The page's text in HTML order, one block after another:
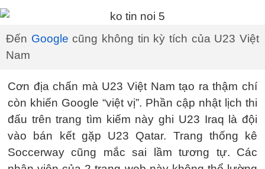
Đến Google cũng không tin kỳ tích của U23 Việt
Nam
Cơn địa chấn mà U23 Việt Nam tạo ra thậm chí
còn khiến Google “việt vị”. Phần cập nhật lịch thi
đấu trên trang tìm kiếm này ghi U23 Iraq là đội
vào bán kết gặp U23 Qatar. Trang thống kê
Soccerway cũng mắc sai lầm tương tự. Các